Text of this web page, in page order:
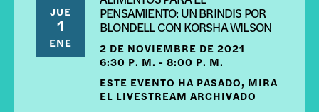
JUE
1
ENE
PENSAMIENTO: UN BRINDIS POR
BLONDELL CON KORSHA WILSON
2 DE NOVIEMBRE DE 2021
6:30 P. M. - 8:00 P. M.
ESTE EVENTO HA PASADO, MIRA
EL LIVESTREAM ARCHIVADO